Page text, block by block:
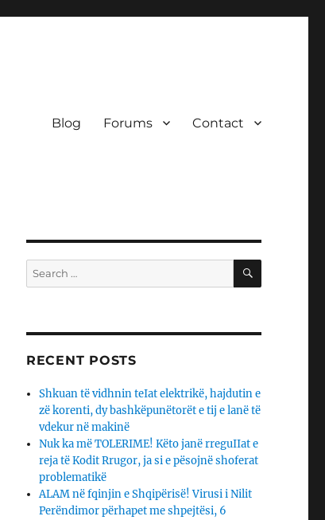
Blog Forums Contact
Search
for:
SEARCH
RECENT POSTS
Shkuan të vidhnin teIat elektrikë, hajdutin e
zë korenti, dy bashkëpunëtorët e tij e lanë të
vdekur në makinë
Nuk ka më TOLERIME! Këto janë rreguIIat e
reja të Kodit Rrugor, ja si e pësojnë shoferat
problematikë
ALAM në fqinjin e Shqipërisë! Virusi i Nilit
Perëndimor përhapet me shpejtësi, 6